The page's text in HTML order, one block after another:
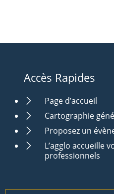
Accès Rapides
Page d’accueil
Cartographie
Proposez un
L’agglo accueille
professionnels